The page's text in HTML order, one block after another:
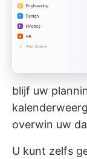
blijf uw
overwin uw
U kunt zelfs